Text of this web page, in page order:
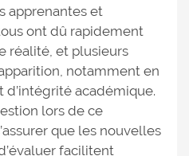
apprenantes et
ont dû rapidement
réalité, et plusieurs
notamment en
d’intégrité académique.
lors de ce
que les nouvelles
facilitent